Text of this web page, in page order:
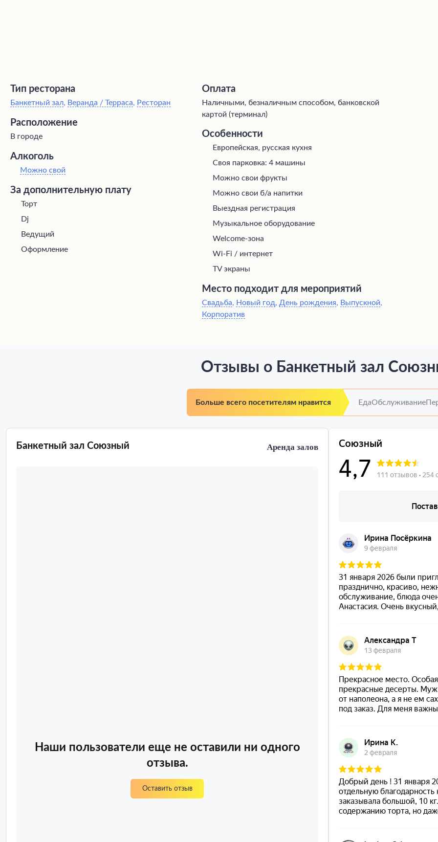
Тип ресторана
Банкетный зал, Веранда / Терраса, Ресторан
Расположение
В городе
Алкоголь
Можно свой
За дополнительную плату
Торт
Dj
Ведущий
Оформление
Оплата
Наличными, безналичным способом, банковской
картой (терминал)
Особенности
Европейская, русская кухня
Своя парковка: 4 машины
Можно свои фрукты
Можно свои б/а напитки
Выездная регистрация
Музыкальное оборудование
Welcome-зона
Wi-Fi / интернет
TV экраны
Место подходит для мероприятий
Свадьба, Новый год, День рождения, Выпускной,
Корпоратив
Отзывы о Банкетный зал
Больше всего посетителям нравится ЕдаОбслуживание
Банкетный зал Союзный Аренда залов
Наши пользователи еще не оставили ни одного
отзыва.
Оставить отзыв